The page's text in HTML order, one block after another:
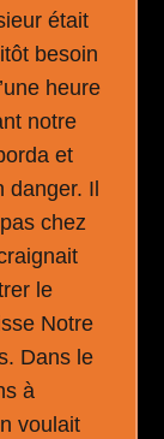
était
besoin
heure
notre
et
danger. Il
chez
le
Notre
Dans le
à
voulait